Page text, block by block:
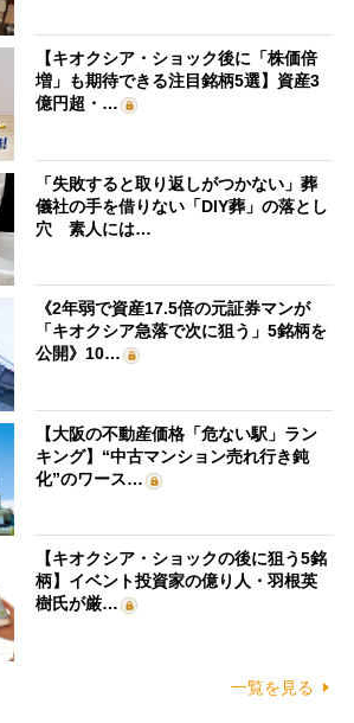
【キオクシア・ショック後に「株価倍
増」も期待できる注目銘柄5選】資産3
億円超・…
「失敗すると取り返しがつかない」葬
儀社の手を借りない「DIY葬」の落とし
穴 素人には…
《2年弱で資産17.5倍の元証券マンが
「キオクシア急落で次に狙う」5銘柄を
公開》10…
【大阪の不動産価格「危ない駅」ラン
キング】“中古マンション売れ行き鈍
化”のワース…
【キオクシア・ショックの後に狙う5銘
柄】イベント投資家の億り人・羽根英
樹氏が厳…
一覧を見る